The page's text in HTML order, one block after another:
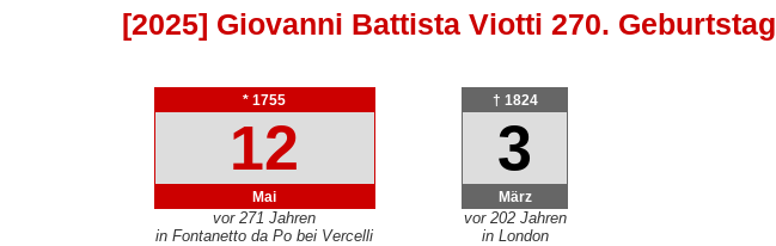
[2025] Giovanni Battista Viotti 270. Geburtstag
* 1755
12
Mai
vor 271 Jahren
in Fontanetto da Po bei Vercelli
† 1824
3
März
vor 202 Jahren
in London